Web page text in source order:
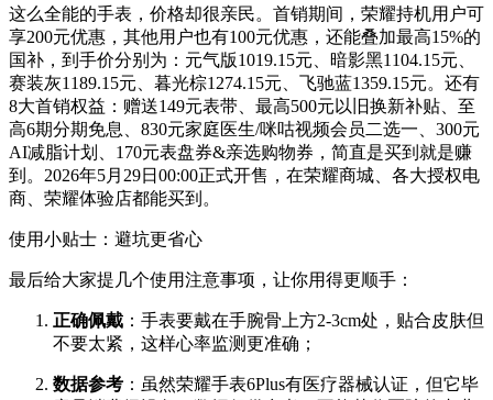
这么全能的手表，价格却很亲民。首销期间，荣耀持机用户可
享200元优惠，其他用户也有100元优惠，还能叠加最高15%的
国补，到手价分别为：元气版1019.15元、暗影黑1104.15元、
赛装灰1189.15元、暮光棕1274.15元、飞驰蓝1359.15元。还有
8大首销权益：赠送149元表带、最高500元以旧换新补贴、至
高6期分期免息、830元家庭医生/咪咕视频会员二选一、300元
AI减脂计划、170元表盘券&亲选购物券，简直是买到就是赚
到。2026年5月29日00:00正式开售，在荣耀商城、各大授权电
商、荣耀体验店都能买到。
使用小贴士：避坑更省心
最后给大家提几个使用注意事项，让你用得更顺手：
正确佩戴 ：手表要戴在手腕骨上方2-3cm处，贴合皮肤但
不要太紧，这样心率监测更准确；
数据参考 ：虽然荣耀手表6Plus有医疗器械认证，但它毕